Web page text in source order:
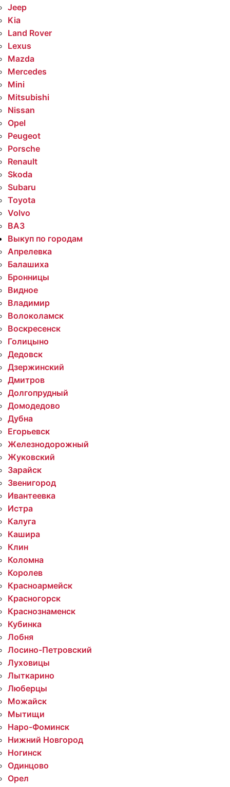
Jeep
Kia
Land Rover
Lexus
Mazda
Mercedes
Mini
Mitsubishi
Nissan
Opel
Peugeot
Porsche
Renault
Skoda
Subaru
Toyota
Volvo
ВАЗ
Выкуп по городам
Апрелевка
Балашиха
Бронницы
Видное
Владимир
Волоколамск
Воскресенск
Голицыно
Дедовск
Дзержинский
Дмитров
Долгопрудный
Домодедово
Дубна
Егорьевск
Железнодорожный
Жуковский
Зарайск
Звенигород
Ивантеевка
Истра
Калуга
Кашира
Клин
Коломна
Королев
Красноармейск
Красногорск
Краснознаменск
Кубинка
Лобня
Лосино-Петровский
Луховицы
Лыткарино
Люберцы
Можайск
Мытищи
Наро-Фоминск
Нижний Новгород
Ногинск
Одинцово
Орел